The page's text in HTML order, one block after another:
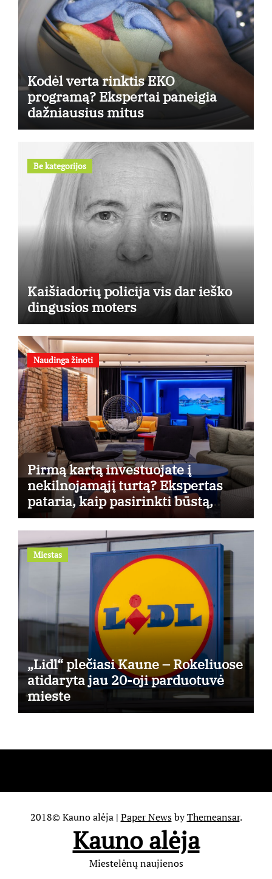
Kodėl verta rinktis EKO
programą? Ekspertai paneigia
dažniausius mitus
Be kategorijos
Kaišiadorių policija vis dar ieško
dingusios moters
Naudinga žinoti
Pirmą kartą investuojate į
nekilnojamąjį turtą? Ekspertas
pataria, kaip pasirinkti būstą,
kuris generuos grąžą
Miestas
„Lidl“ plečiasi Kaune – Rokeliuose
atidaryta jau 20-oji parduotuvė
mieste
2018© Kauno alėja | Paper NewsbyThemeansar.
Kauno alėja
Miestelėnų naujienos